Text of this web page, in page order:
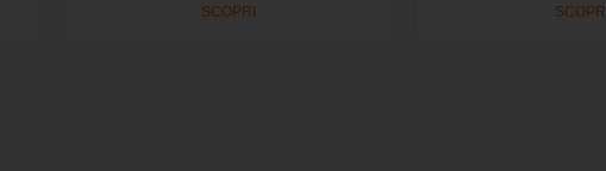
SCOPRI SCOPRI